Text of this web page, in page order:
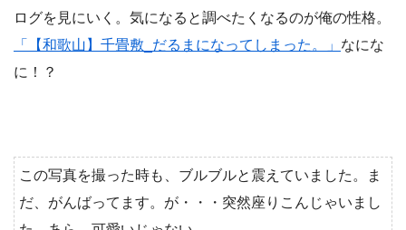
ログを見にいく。気になると調べたくなるのが俺の性格。
「【和歌山】千畳敷_だるまになってしまった。」 なにな
に！？
この写真を撮った時も、ブルブルと震えていました。ま
だ、がんばってます。が・・・突然座りこんじゃいまし